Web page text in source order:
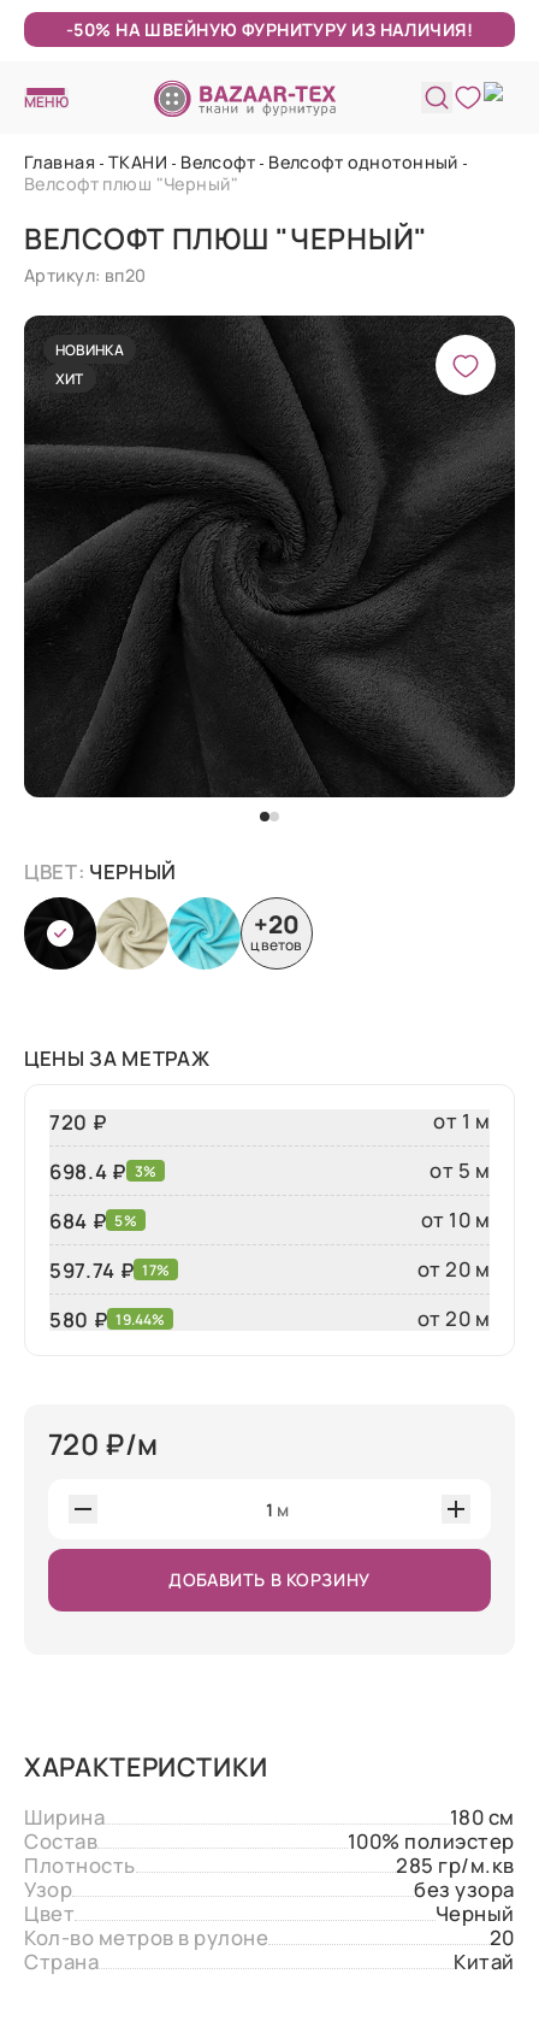
-50% НА ШВЕЙНУЮ ФУРНИТУРУ ИЗ НАЛИЧИЯ!
МЕНЮ
Главная ТКАНИ Велсофт
Велсофт однотонный
Велсофт плюш "Черный"
ВЕЛСОФТ ПЛЮШ "ЧЕРНЫЙ"
Артикул: вп20
НОВИНКА
ХИТ
ЦВЕТ: ЧЕРНЫЙ
+20
цветов
ЦЕНЫ ЗА МЕТРАЖ
720 ₽
от 1 м
698.4 ₽ 3%
от 5 м
684 ₽ 5%
от 10 м
597.74 ₽ 17%
от 20 м
580 ₽ 19.44% от 20 м
720 ₽/м
1 м
ДОБАВИТЬ В КОРЗИНУ
ХАРАКТЕРИСТИКИ
Ширина
180 см
Состав
100% полиэстер
Плотность
285 гр/м.кв
Узор
без узора
Цвет
Черный
Кол-во метров в рулоне
20
Страна
Китай